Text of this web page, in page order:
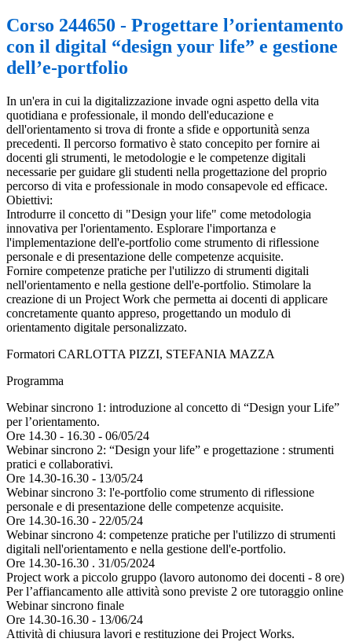
Corso 244650 - Progettare l’orientamento
con il digital “design your life” e gestione
dell’e-portfolio
In un'era in cui la digitalizzazione invade ogni aspetto della vita
quotidiana e professionale, il mondo dell'educazione e
dell'orientamento si trova di fronte a sfide e opportunità senza
precedenti. Il percorso formativo è stato concepito per fornire ai
docenti gli strumenti, le metodologie e le competenze digitali
necessarie per guidare gli studenti nella progettazione del proprio
percorso di vita e professionale in modo consapevole ed efficace.
Obiettivi:
Introdurre il concetto di "Design your life" come metodologia
innovativa per l'orientamento. Esplorare l'importanza e
l'implementazione dell'e-portfolio come strumento di riflessione
personale e di presentazione delle competenze acquisite.
Fornire competenze pratiche per l'utilizzo di strumenti digitali
nell'orientamento e nella gestione dell'e-portfolio. Stimolare la
creazione di un Project Work che permetta ai docenti di applicare
concretamente quanto appreso, progettando un modulo di
orientamento digitale personalizzato.
Formatori CARLOTTA PIZZI, STEFANIA MAZZA
Programma
Webinar sincrono 1: introduzione al concetto di “Design your Life”
per l’orientamento.
Ore 14.30 - 16.30 - 06/05/24
Webinar sincrono 2: “Design your life” e progettazione : strumenti
pratici e collaborativi.
Ore 14.30-16.30 - 13/05/24
Webinar sincrono 3: l'e-portfolio come strumento di riflessione
personale e di presentazione delle competenze acquisite.
Ore 14.30-16.30 - 22/05/24
Webinar sincrono 4: competenze pratiche per l'utilizzo di strumenti
digitali nell'orientamento e nella gestione dell'e-portfolio.
Ore 14.30-16.30 . 31/05/2024
Project work a piccolo gruppo (lavoro autonomo dei docenti - 8 ore)
Per l’affiancamento alle attività sono previste 2 ore tutoraggio online
Webinar sincrono finale
Ore 14.30-16.30 - 13/06/24
Attività di chiusura lavori e restituzione dei Project Works.